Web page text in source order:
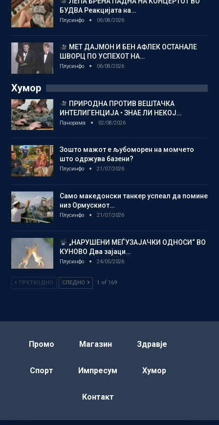
БУДВА Реакцијата на…
Плусинфо 06/08/2026
МЕТ ДАЈМОН И БЕН АФЛЕК ОСТАНАЛЕ
ШВОРЦ ПО УСПЕХОТ НА…
Плусинфо 06/08/2026
Хумор
ПРИРОДНА ПРОТИВ ВЕШТАЧКА
ИНТЕЛИГЕНЦИЈА • ЗНАЕ ЛИ НЕКОЈ…
Панорама 02/08/2026
Зошто мажот е љубоморен на момчето
што одржува базени?
Плусинфо 21/07/2026
Само македонски танкер успеал да помине
низ Ормускиот…
Плусинфо 21/07/2026
„НАРУШЕНИ МЕЃУЗАЈАЧКИ ОДНОСИ“ ВО
КУНОВО Два зајаци…
Плусинфо 24/05/2026
ПРЕТХОДНО СЛЕДНО 1 of 169
Промо Магазин Здравје
Спорт Импресум Хумор
Контакт